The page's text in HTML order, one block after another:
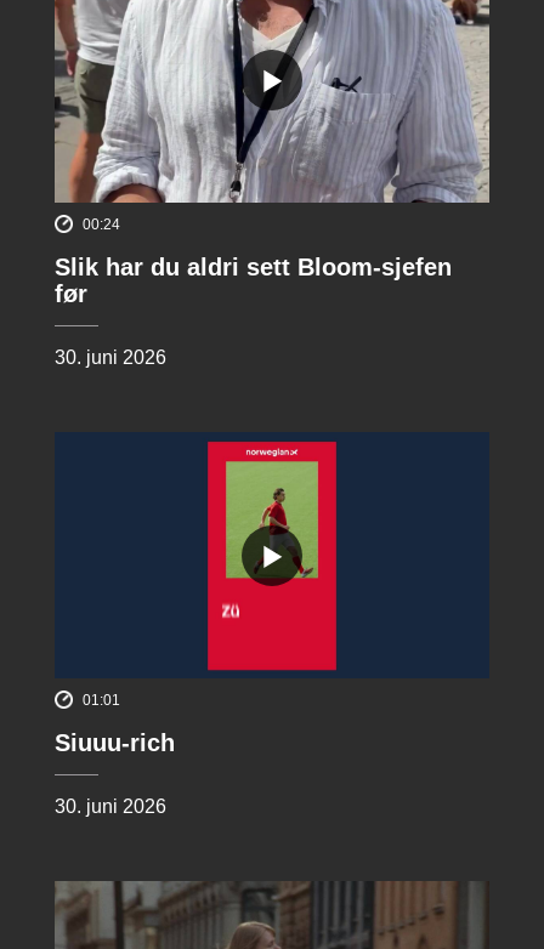
00:24
Slik har du aldri sett Bloom-sjefen
før
30. juni 2026
01:01
Siuuu-rich
30. juni 2026